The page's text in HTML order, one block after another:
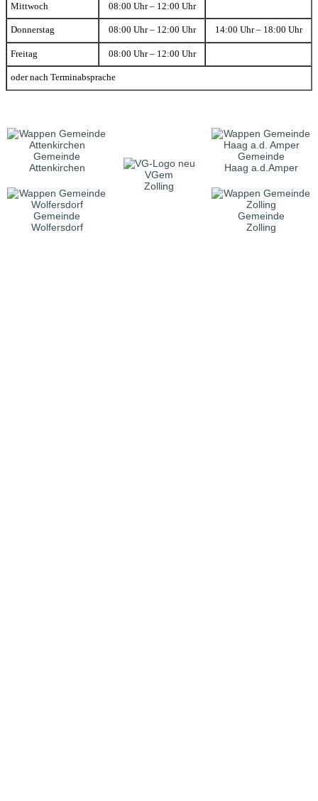
Mittwoch 08:00 Uhr – 12:00 Uhr
Donnerstag 08:00 Uhr – 12:00 Uhr 14:00 Uhr – 18:00 Uhr
Freitag 08:00 Uhr – 12:00 Uhr
oder nach Terminabsprache
Gemeinde
Attenkirchen
VGem
Zolling
Gemeinde
Haag a.d.Amper
Gemeinde
Wolfersdorf
Gemeinde
Zolling